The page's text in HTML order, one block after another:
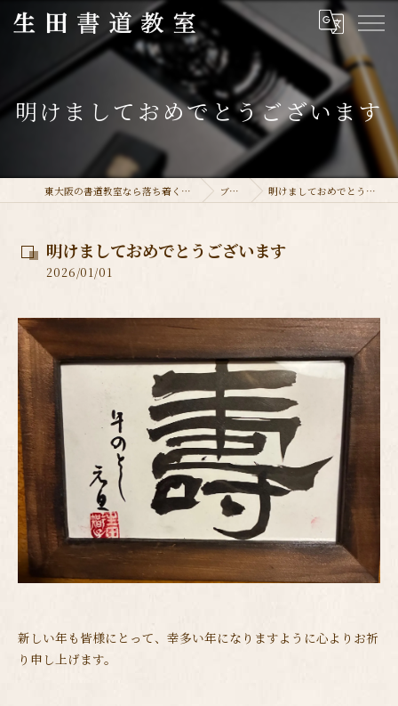
明けましておめでとうございます
東大阪の書道教室なら落ち着く生田書道教室 ブログ 明けましておめでとうございます
明けましておめでとうございます
2026/01/01
新しい年も皆様にとって、幸多い年になりますように心よりお祈
り申し上げます。